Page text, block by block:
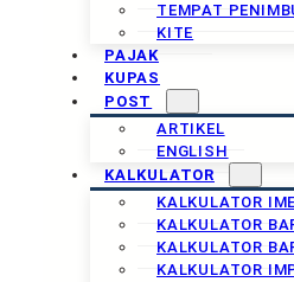
TEMPAT
KITE
PAJAK
KUPAS
POST
ARTIKEL
ENGLISH
KALKULATOR
KALKULATOR
KALKULATOR
KALKULATOR
KALKULATOR